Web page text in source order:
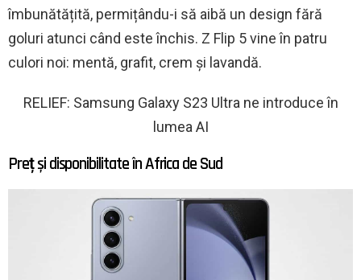
îmbunătățită, permițându-i să aibă un design fără
goluri atunci când este închis. Z Flip 5 vine în patru
culori noi: mentă, grafit, crem și lavandă.
RELIEF: Samsung Galaxy S23 Ultra ne introduce în
lumea AI
Preț și disponibilitate în Africa de Sud